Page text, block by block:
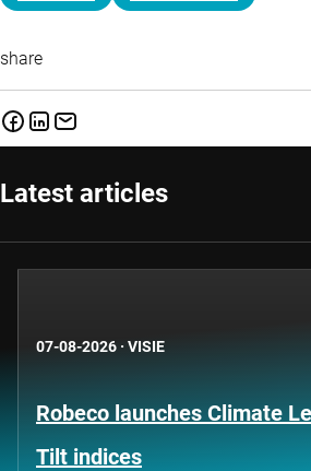
share
Latest articles
07-08-2026 · VISIE
Robeco launches Climate
Tilt indices